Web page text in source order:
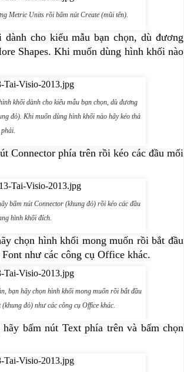
Metric Units rồi bấm nút Create (mũi tên).
cho kiểu mẫu bạn chọn, dù đương
Shapes. Khi muốn dùng hình khối nào
khối dành cho kiểu mẫu bạn chọn, dù đương
đỏ). Khi muốn dùng hình khối nào hãy kéo thả
Connector phía trên rồi kéo các đầu mối
bấm nút Connector (khung đỏ) rồi kéo các đầu
hình khối đích.
chọn hình khối mong muốn rồi bắt đầu
như các công cụ Office khác.
bạn hãy chọn hình khối mong muốn rồi bắt đầu
đỏ) như các công cụ Office khác.
bấm nút Text phía trên và bấm chọn